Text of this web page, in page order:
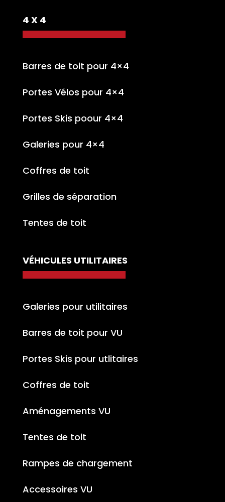
4 X 4
Barres de toit pour 4×4
Portes Vélos pour 4×4
Portes Skis poour 4×4
Galeries pour 4×4
Coffres de toit
Grilles de séparation
Tentes de toit
VÉHICULES UTILITAIRES
Galeries pour utilitaires
Barres de toit pour VU
Portes Skis pour utlitaires
Coffres de toit
Aménagements VU
Tentes de toit
Rampes de chargement
Accessoires VU